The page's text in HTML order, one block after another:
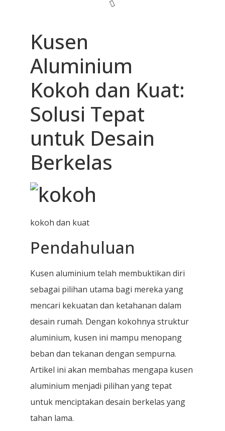
Kusen
Aluminium
Kokoh dan Kuat:
Solusi Tepat
untuk Desain
Berkelas
kokoh dan kuat
Pendahuluan
Kusen aluminium telah membuktikan diri
sebagai pilihan utama bagi mereka yang
mencari kekuatan dan ketahanan dalam
desain rumah. Dengan kokohnya struktur
aluminium, kusen ini mampu menopang
beban dan tekanan dengan sempurna.
Artikel ini akan membahas mengapa kusen
aluminium menjadi pilihan yang tepat
untuk menciptakan desain berkelas yang
tahan lama.